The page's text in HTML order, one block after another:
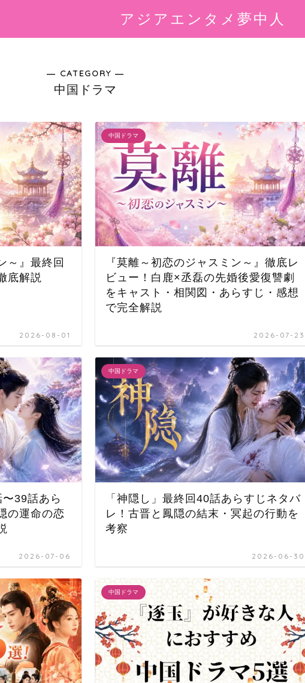
アジアエンタメ夢中人
― CATEGORY ―
中国ドラマ
～』最終回
底解説
2026-08-01
中国ドラマ
『莫離～初恋のジャスミン～』徹底レ
ビュー！白鹿×丞磊の先婚後愛復讐劇
をキャスト・相関図・あらすじ・感想
で完全解説
2026-07-23
39話あら
の運命の恋
2026-07-06
中国ドラマ
「神隠し」最終回40話あらすじネタバ
レ！古晋と鳳隠の結末・冥起の行動を
考察
2026-06-30
中国ドラマ